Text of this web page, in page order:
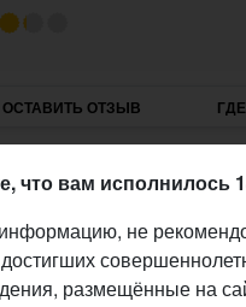
ОСТАВИТЬ ОТЗЫВ
4,0%
IBU
что вам исполнилось
не
размещённые на